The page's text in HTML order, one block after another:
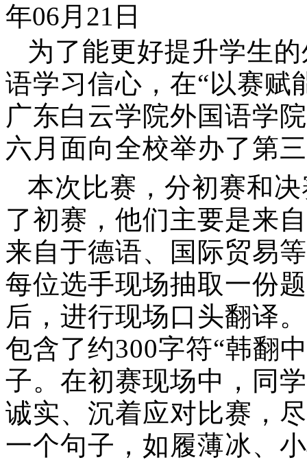
年06月21日
为了能更好提升学生
语学习信心，在“以赛赋
广东白云学院外国语学
六月面向全校举办了第
本次比赛，分初赛和
了初赛，他们主要是来
来自于德语、国际贸易
每位选手现场抽取一份
后，进行现场口头翻译
包含了约300字符“韩翻
子。在初赛现场中，同
诚实、沉着应对比赛，
一个句子，如履薄冰、